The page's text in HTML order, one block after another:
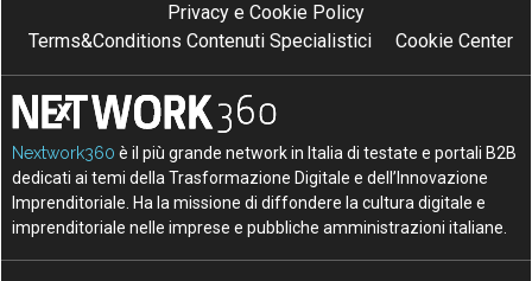
Privacy e Cookie Policy
Terms&Conditions Contenuti Specialistici
Cookie Center
Nextwork360 è il più grande network in Italia di testate e portali B2B
dedicati ai temi della Trasformazione Digitale e dell’Innovazione
Imprenditoriale. Ha la missione di diffondere la cultura digitale e
imprenditoriale nelle imprese e pubbliche amministrazioni italiane.